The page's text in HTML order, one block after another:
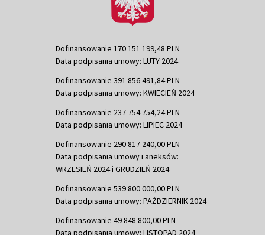
Dofinansowanie 170 151 199,48 PLN
Data podpisania umowy: LUTY 2024
Dofinansowanie 391 856 491,84 PLN
Data podpisania umowy: KWIECIEŃ 2024
Dofinansowanie 237 754 754,24 PLN
Data podpisania umowy: LIPIEC 2024
Dofinansowanie 290 817 240,00 PLN
Data podpisania umowy i aneksów:
WRZESIEŃ 2024 i GRUDZIEŃ 2024
Dofinansowanie 539 800 000,00 PLN
Data podpisania umowy: PAŹDZIERNIK 2024
Dofinansowanie 49 848 800,00 PLN
Data podpisania umowy: LISTOPAD 2024